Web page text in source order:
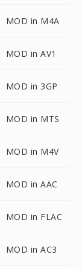
MOD in M4A
MOD in AV1
MOD in 3GP
MOD in MTS
MOD in M4V
MOD in AAC
MOD in FLAC
MOD in AC3